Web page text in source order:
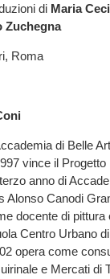
di Maria
Zuchegna
Roma
di Belle
vince il
anno di
Alonso Canodi
docente di pittura
Centro Urbano
opera come
e Mercati di